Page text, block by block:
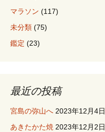
マラソン (117)
未分類 (75)
鑑定 (23)
最近の投稿
宮島の弥山へ 2023年12月4日
あきたかた焼 2023年12月2日